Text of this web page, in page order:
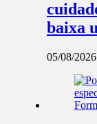
baixa
05/08/2026